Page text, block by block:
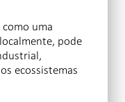
uma
pode
ecossistemas